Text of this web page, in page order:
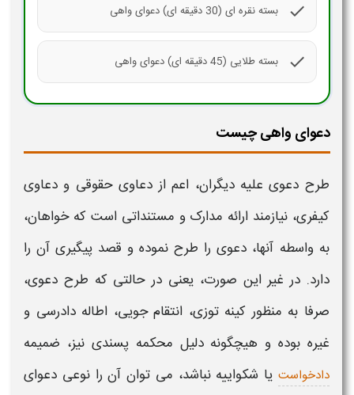
check بسته نقره ای (30 دقیقه ای) دعوای واهی
check بسته طلایی (45 دقیقه ای) دعوای واهی
دعوای واهی چیست
طرح دعوی علیه دیگران، اعم از دعاوی حقوقی و دعاوی
کیفری، نیازمند ارائه مدارک و مستنداتی است که خواهان،
به واسطه آنها، دعوی را طرح نموده و قصد پیگیری آن را
دارد. در غیر این صورت، یعنی در حالتی که طرح دعوی،
صرفا به منظور کینه توزی، انتقام جویی، اطاله دادرسی و
غیره بوده و هیچگونه دلیل محکمه پسندی نیز، ضمیمه
دادخواست یا شکواییه نباشد، می توان آن را نوعی دعوای